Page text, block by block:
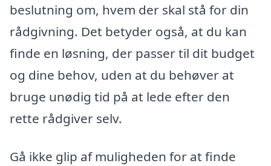
beslutning om, hvem der skal stå for din
rådgivning. Det betyder også, at du kan
finde en løsning, der passer til dit budget
og dine behov, uden at du behøver at
bruge unødig tid på at lede efter den
rette rådgiver selv.
Gå ikke glip af muligheden for at finde